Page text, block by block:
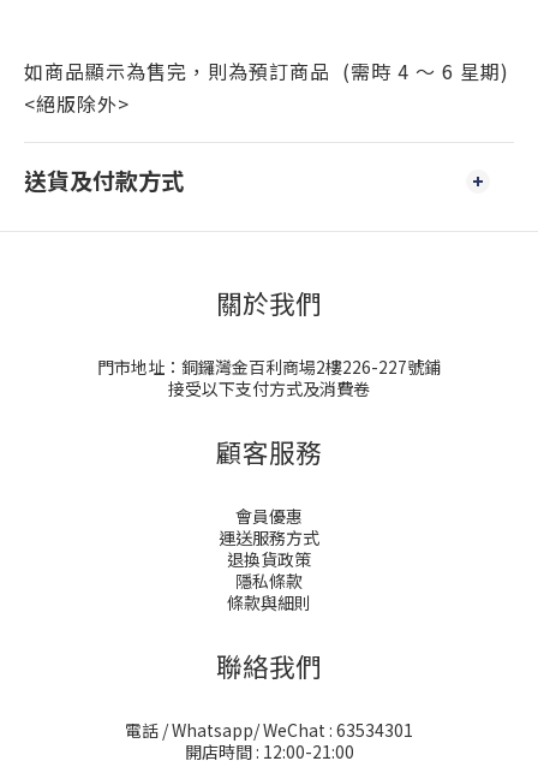
如商品顯示為售完，則為預訂商品 (需時 4 ～ 6 星期)
<絕版除外>
送貨及付款方式
關於我們
門市地址：銅鑼灣金百利商場2樓226-227號鋪
接受以下支付方式及消費卷
顧客服務
會員優惠
運送服務方式
退換貨政策
隱私條款
條款與細則
聯絡我們
電話 / Whatsapp/ WeChat : 63534301
開店時間 : 12:00-21:00